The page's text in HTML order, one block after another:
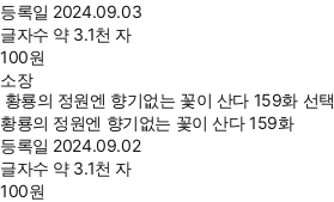
등록일 2024.09.03
글자수 약 3.1천 자
100원
소장
황룡의 정원엔 향기없는 꽃이 산다 159화 선택
황룡의 정원엔 향기없는 꽃이 산다 159화
등록일 2024.09.02
글자수 약 3.1천 자
100원